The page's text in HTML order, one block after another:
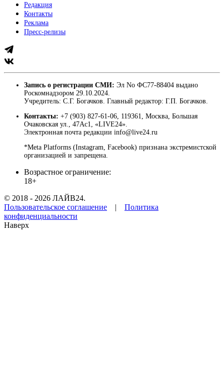
Редакция
Контакты
Реклама
Пресс-релизы
Запись о регистрации СМИ: Эл No ФС77-88404 выдано
Роскомнадзором 29.10.2024.
Учредитель: С.Г. Богачков. Главный редактор: Г.П. Богачков.
Контакты: +7 (903) 827-61-06, 119361, Москва, Большая
Очаковская ул., 47Ас1, «LIVE24».
Электронная почта редакции info@live24.ru
*Meta Platforms (Instagram, Facebook) признана экстремистской
организацией и запрещена.
Возрастное ограничение:
18+
© 2018 - 2026 ЛАЙВ24.
Пользовательское соглашение | Политика
конфиденциальности
Наверх